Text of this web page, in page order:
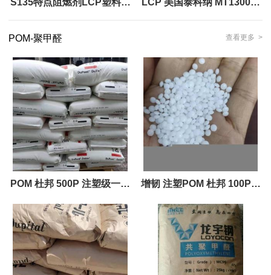
S135特点阻燃剂LCP塑料原 LCP 美国泰科纳 MT1300阻
POM-聚甲醛
查看更多 >
POM 杜邦 500P 注塑级一般
机械零件工程塑料原料
增韧 注塑POM 杜邦 100P工
程塑料原料